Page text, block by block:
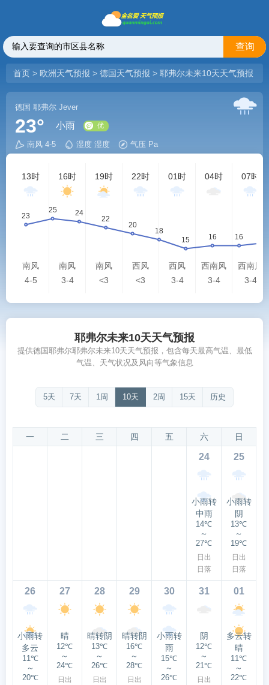
查询
首页 > 欧洲天气预报 > 德国天气预报 > 耶弗尔未来10天天气预报
德国 耶弗尔 Jever
23° 小雨
南风 4-5 湿度 湿度 气压 Pa
13时
南风
4-5
16时
南风
3-4
19时
南风
<3
22时
西风
<3
01时
西风
3-4
04时
西南风
3-4
07时
西南风
3-4
耶弗尔未来10天天气预报
提供德国耶弗尔耶弗尔未来10天天气预报，包含每天最高气温、最低
气温、天气状况及风向等气象信息
5天 7天 1周 10天 2周 15天 历史
一 二 三 四 五 六 日
24
小雨转
中雨
14℃
～
27℃
日出
日落
25
小雨转
阴
13℃
～
19℃
日出
日落
26
小雨转
多云
11℃
～
20℃
27
晴
12℃
～
24℃
日出
28
晴转阴
13℃
～
26℃
日出
29
晴转阴
16℃
～
28℃
日出
30
小雨转
雨
15℃
～
26℃
31
阴
12℃
～
21℃
日出
01
多云转
晴
11℃
～
22℃